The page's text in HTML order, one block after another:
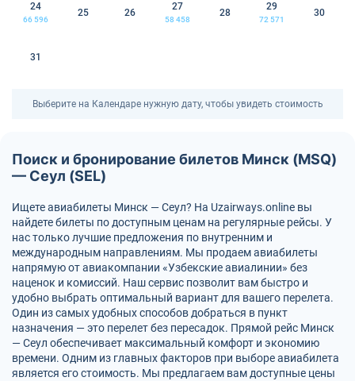
24
66 596
25 26
27
58 458
28
29
72 571
30
31
Выберите на Календаре нужную дату, чтобы увидеть стоимость
Поиск и бронирование билетов Минск (MSQ)
— Сеул (SEL)
Ищете авиабилеты Минск — Сеул? На Uzairways.online вы
найдете билеты по доступным ценам на регулярные рейсы. У
нас только лучшие предложения по внутренним и
международным направлениям. Мы продаем авиабилеты
напрямую от авиакомпании «Узбекские авиалинии» без
наценок и комиссий. Наш сервис позволит вам быстро и
удобно выбрать оптимальный вариант для вашего перелета.
Один из самых удобных способов добраться в пункт
назначения — это перелет без пересадок. Прямой рейс Минск
— Сеул обеспечивает максимальный комфорт и экономию
времени. Одним из главных факторов при выборе авиабилета
является его стоимость. Мы предлагаем вам доступные цены